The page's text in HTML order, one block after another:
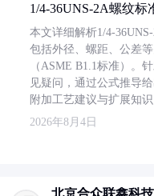
1/4-36UNS-2A螺纹标
本文详细解析1/4-
包括外径、螺距、公差
（ASME B1.1标准）。
见疑问，通过公式推导
附加工艺建议与扩展知识
2026年8月4日
北京合众联鑫科